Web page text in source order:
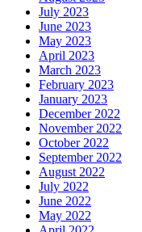
July 2023
June 2023
May 2023
April 2023
March 2023
February 2023
January 2023
December 2022
November 2022
October 2022
September 2022
August 2022
July 2022
June 2022
May 2022